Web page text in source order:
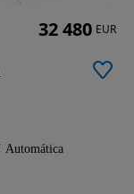
Automática
32 480 EUR